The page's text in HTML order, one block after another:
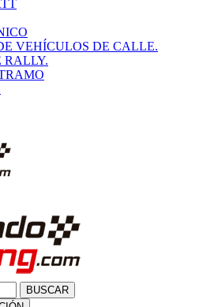
VEHÍCULOS DE CALLE.
RALLY.
BUSCAR